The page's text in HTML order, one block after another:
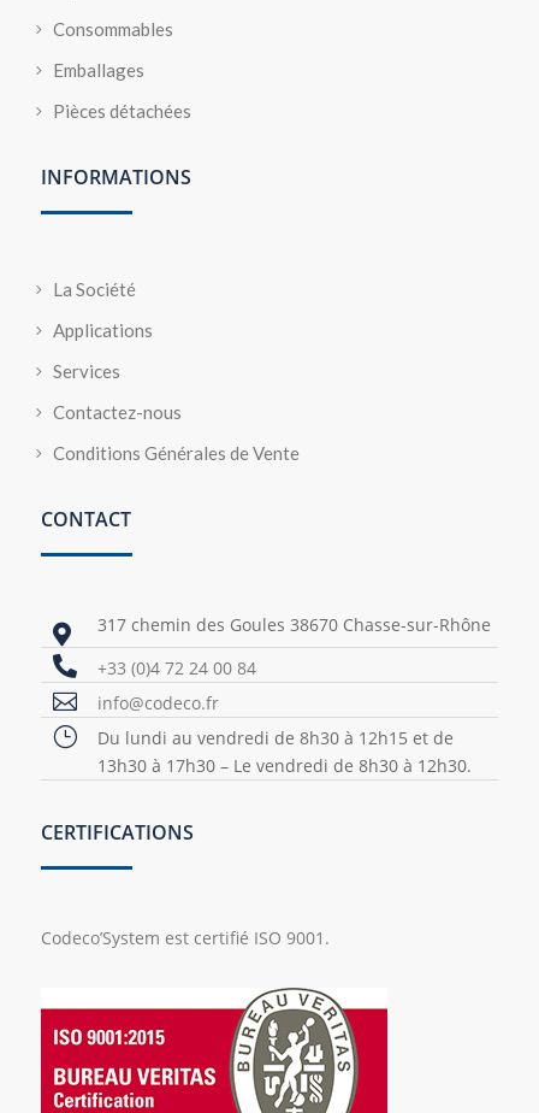
Consommables
Emballages
Pièces détachées
INFORMATIONS
La Société
Applications
Services
Contactez-nous
Conditions Générales de Vente
CONTACT
 317 chemin des Goules 38670 Chasse-sur-Rhône
 +33 (0)4 72 24 00 84
 info@codeco.fr
}
Du lundi au vendredi de 8h30 à 12h15 et de
13h30 à 17h30 – Le vendredi de 8h30 à 12h30.
CERTIFICATIONS
Codeco’System est certifié ISO 9001.